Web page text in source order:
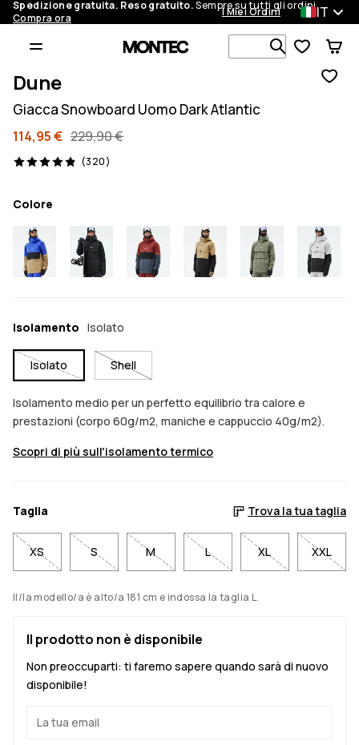
Spedizione gratuita. Reso gratuito.Sempre su tutti gli ordini.
Compra ora
I Miei Ordini IT
Cerca tra 1
Dune
Giacca Snowboard Uomo Dark Atlantic
114,95 € 229,90 €
(320)
320 recensioni, 4.9/5
Colore
Isolamento Isolato
Isolato Shell
Isolamento medio per un perfetto equilibrio tra calore e
prestazioni (corpo 60g/m2, maniche e cappuccio 40g/m2).
Scopri di più sull'isolamento termico
Taglia Trova la tua taglia
XS S M L XL XXL
Il/la modello/a è alto/a 181 cm e indossa la taglia L.
Il prodotto non è disponibile
Non preoccuparti: ti faremo sapere quando sarà di nuovo
disponibile!